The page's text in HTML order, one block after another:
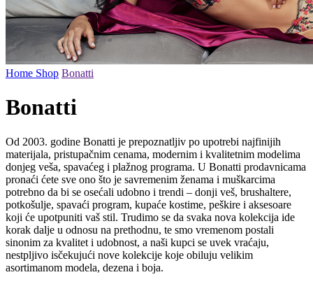
Home Shop Bonatti
Bonatti
Od 2003. godine Bonatti je prepoznatljiv po upotrebi najfinijih
materijala, pristupačnim cenama, modernim i kvalitetnim modelima
donjeg veša, spavaćeg i plažnog programa. U Bonatti prodavnicama
pronaći ćete sve ono što je savremenim ženama i muškarcima
potrebno da bi se osećali udobno i trendi – donji veš, brushaltere,
potkošulje, spavaći program, kupaće kostime, peškire i aksesoare
koji će upotpuniti vaš stil. Trudimo se da svaka nova kolekcija ide
korak dalje u odnosu na prethodnu, te smo vremenom postali
sinonim za kvalitet i udobnost, a naši kupci se uvek vraćaju,
nestpljivo isčekujući nove kolekcije koje obiluju velikim
asortimanom modela, dezena i boja.